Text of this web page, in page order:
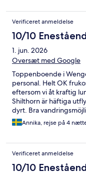
Verificeret anmeldelse
10/10
1. jun. 2026
Oversæt med Google
Toppenboende i
personal. Helt OK
eftersom vi åt kraftig
Shilthorn är häftiga
dyrt. Bra
Annika, rejse på 4
Verificeret anmeldelse
10/10